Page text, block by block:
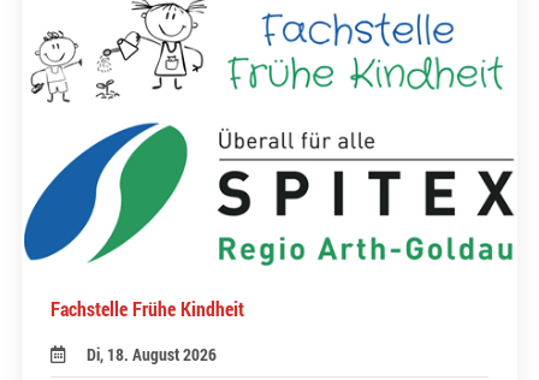
Fachstelle Frühe Kindheit
Di, 18. August 2026